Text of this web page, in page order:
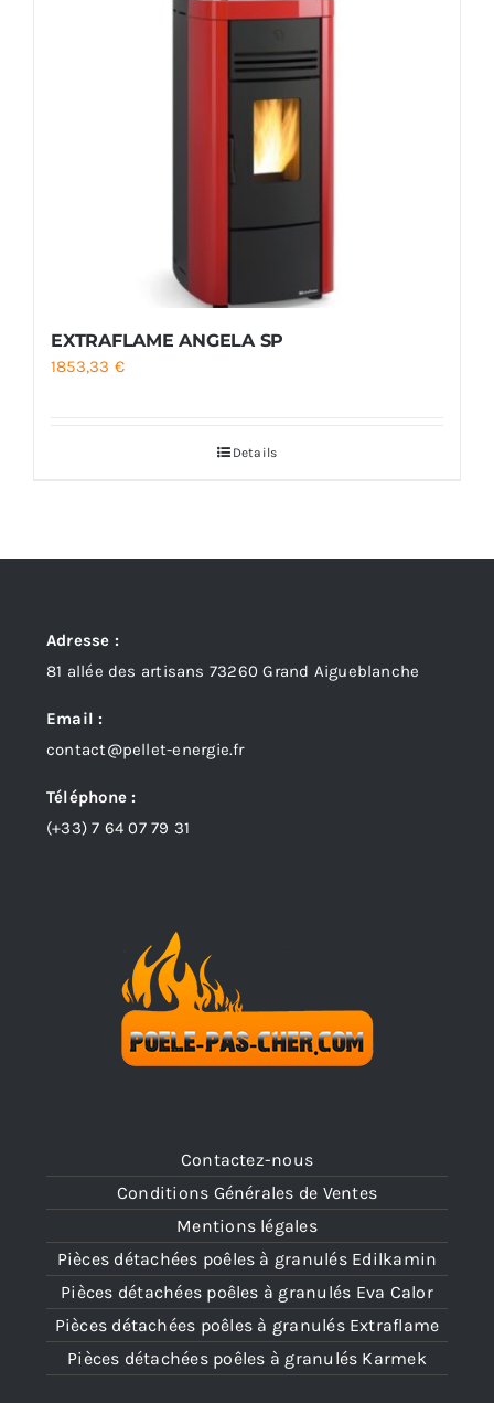
EXTRAFLAME ANGELA SP
1853,33 €
Details
Contactez-nous
Conditions Générales de Ventes
Mentions légales
Pièces détachées poêles à granulés Edilkamin
Pièces détachées poêles à granulés Eva Calor
Pièces détachées poêles à granulés Extraflame
Pièces détachées poêles à granulés Karmek
Adresse :
81 allée des artisans 73260 Grand Aigueblanche
Email :
contact@pellet-energie.fr
Téléphone :
(+33)7 64 07 79 31